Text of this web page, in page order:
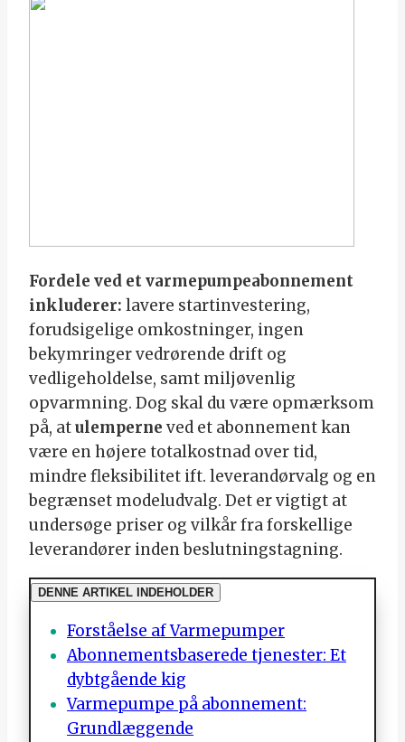
Fordele ved et varmepumpeabonnement
inkluderer: lavere startinvestering,
forudsigelige omkostninger, ingen
bekymringer vedrørende drift og
vedligeholdelse, samt miljøvenlig
opvarmning. Dog skal du være opmærksom
på, atulemperne ved et abonnement kan
være en højere totalkostnad over tid,
mindre fleksibilitet ift. leverandørvalg og en
begrænset modeludvalg. Det er vigtigt at
undersøge priser og vilkår fra forskellige
leverandører inden beslutningstagning.
DENNE ARTIKEL INDEHOLDER
Forståelse af Varmepumper
Abonnementsbaserede tjenester: Et
dybtgående kig
Varmepumpe på abonnement:
Grundlæggende